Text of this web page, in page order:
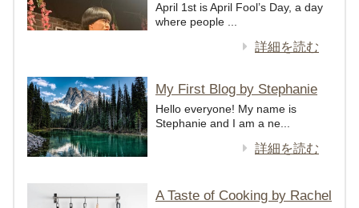
April 1st is April Fool’s Day, a day
where people ...
詳細を読む
My First Blog by Stephanie
Hello everyone! My name is
Stephanie and I am a ne...
詳細を読む
A Taste of Cooking by Rachel